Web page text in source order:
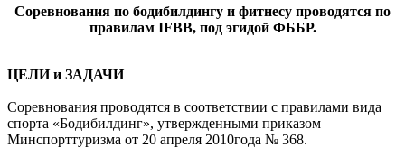
Соревнования по бодибилдингу и фитнесу проводятся по
правилам IFBB, под эгидой ФББР.
ЦЕЛИ и ЗАДАЧИ
Соревнования проводятся в соответствии с правилами вида
спорта «Бодибилдинг», утвержденными приказом
Минспорттуризма от 20 апреля 2010года № 368.